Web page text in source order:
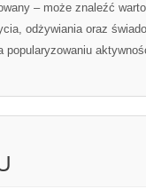
– może znaleźć
odżywiania oraz
popularyzowaniu